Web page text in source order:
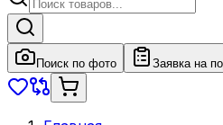
Поиск по фото Заявка на